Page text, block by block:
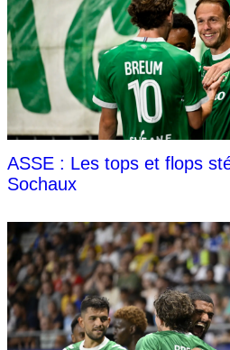
ASSE : Les tops et flops
Sochaux